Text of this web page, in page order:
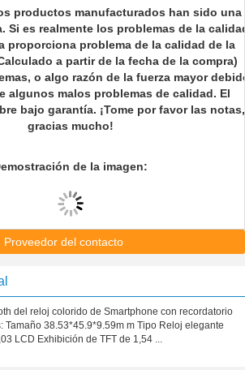
productos manufacturados han sido una
Si es realmente los problemas de la
proporciona problema de la calidad de la
a partir de la fecha de la compra)
o algo razón de la fuerza mayor
algunos malos problemas de calidad. El
bajo garantía. ¡Tome por favor las notas,
gracias mucho!
de la imagen:
Proveedor del contacto
del reloj colorido de Smartphone con recordatorio
Tamaño 38.53*45.9*9.59m m Tipo Reloj elegante
LCD Exhibición de TFT de 1,54 ...